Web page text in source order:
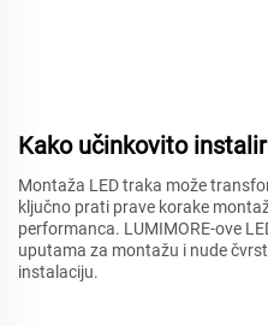
Kako učinkovito
Montaža LED traka može
ključno prati prave korake
performanca. LUMIMORE-ove
uputama za montažu i nude
instalaciju.